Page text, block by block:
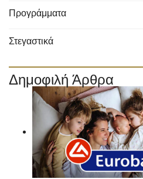
Προγράμματα
Στεγαστικά
Δημοφιλή Άρθρα